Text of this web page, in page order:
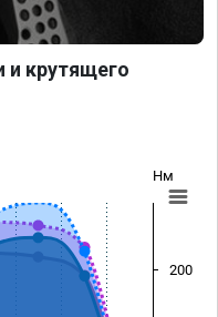
и крутящего
Нм
200